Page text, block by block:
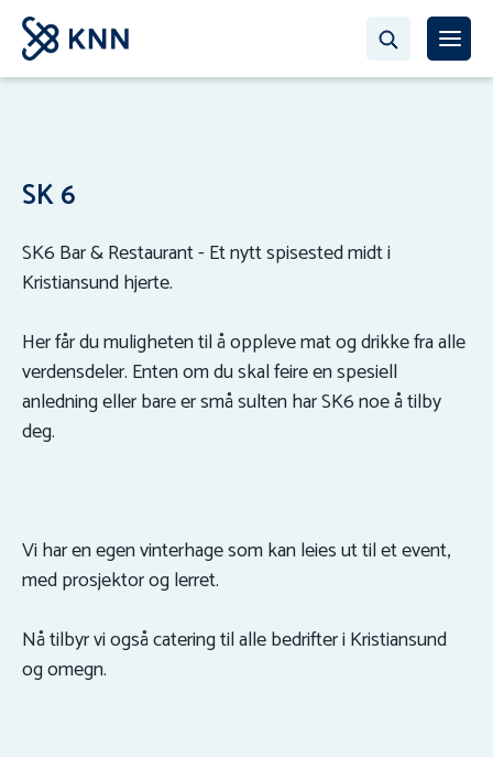
SK 6
SK6 Bar & Restaurant - Et nytt spisested midt i
Kristiansund hjerte.
Her får du muligheten til å oppleve mat og drikke fra alle
verdensdeler. Enten om du skal feire en spesiell
anledning eller bare er små sulten har SK6 noe å tilby
deg.
Vi har en egen vinterhage som kan leies ut til et event,
med prosjektor og lerret.
Nå tilbyr vi også catering til alle bedrifter i Kristiansund
og omegn.